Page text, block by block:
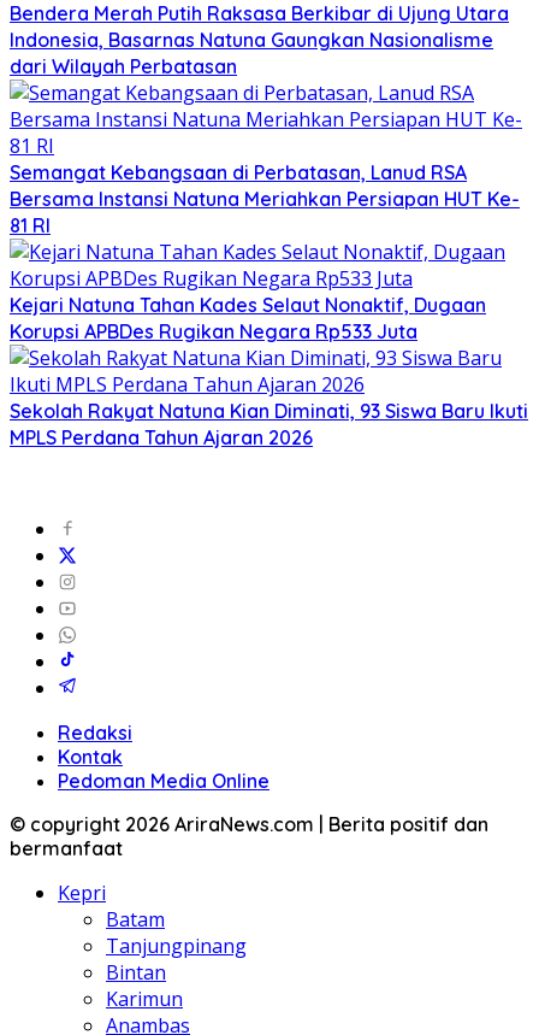
Bendera Merah Putih Raksasa Berkibar di Ujung Utara
Indonesia, Basarnas Natuna Gaungkan Nasionalisme
dari Wilayah Perbatasan
Semangat Kebangsaan di Perbatasan, Lanud RSA
Bersama Instansi Natuna Meriahkan Persiapan HUT Ke-
81 RI
Kejari Natuna Tahan Kades Selaut Nonaktif, Dugaan
Korupsi APBDes Rugikan Negara Rp533 Juta
Sekolah Rakyat Natuna Kian Diminati, 93 Siswa Baru Ikuti
MPLS Perdana Tahun Ajaran 2026
Redaksi
Kontak
Pedoman Media Online
© copyright 2026 AriraNews.com | Berita positif dan
bermanfaat
Kepri
Batam
Tanjungpinang
Bintan
Karimun
Anambas